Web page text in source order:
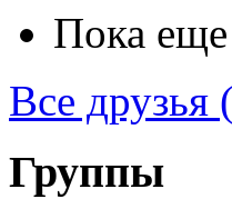
Пока еще
Все друзья
Группы